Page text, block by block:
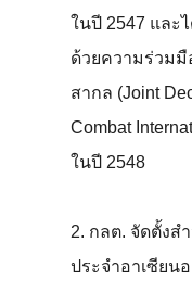
ในปี 2547 แล
ด้วยความร่วมมื
สากล (Joint
Combat
ในปี 2548
2. กลต. จัดตั้ง
ประจำอาเซียน